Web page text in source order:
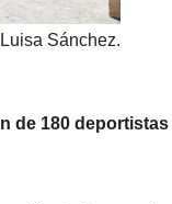
Sánchez.
de 180 deportistas